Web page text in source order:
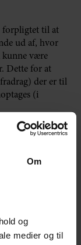
Om
og
medier og til
forpligtet til at
ud af, hvor
kunne være
Dette for at
der er til
(i